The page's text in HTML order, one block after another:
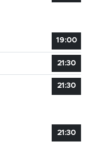
19:00
21:30
21:30
21:30